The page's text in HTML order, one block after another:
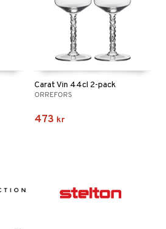
Carat Vin 44cl 2-pack
ORREFORS
473 kr